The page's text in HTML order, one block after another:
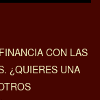
CON LAS
¿QUIERES UNA